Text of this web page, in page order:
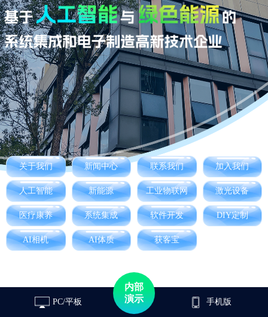
关于我们 新闻中心 联系我们 加入我们
人工智能 新能源 工业物联网 激光设备
医疗康养 系统集成 软件开发 DIY定制
AI相机 AI体质 获客宝
PC/平板
内部
演示
手机版